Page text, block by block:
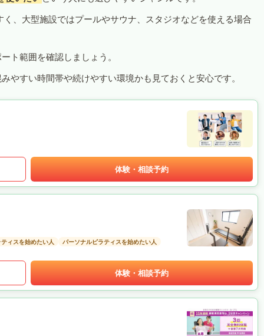
、大型施設ではプールやサウナ、スタジオなどを使える場合
ト範囲を確認しましょう。
やすい時間帯や続けやすい環境かも見ておくと安心です。
体験・相談予約
ィスを始めたい人 パーソナルピラティスを始めたい人
体験・相談予約